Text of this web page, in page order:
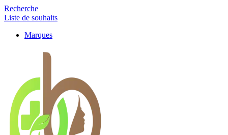
Recherche
Liste de souhaits
Marques